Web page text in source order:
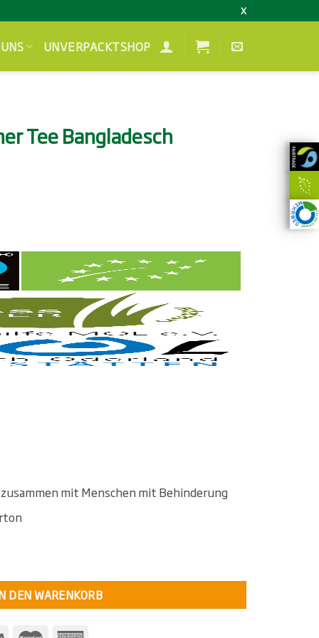
X
UNVERPACKTSHOP
Tee Bangladesch
mit Menschen mit Behinderung
DEN WARENKORB